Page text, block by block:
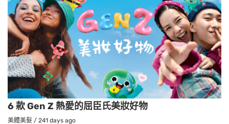
6 款 Gen Z 熱愛的屈臣氏美妝好物
美體美髮 / 241 days ago